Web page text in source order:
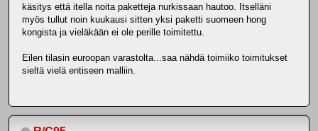
käsitys että itella noita paketteja nurkissaan hautoo. Itselläni
myös tullut noin kuukausi sitten yksi paketti suomeen hong
kongista ja vieläkään ei ole perille toimitettu.
Eilen tilasin euroopan varastolta...saa nähdä toimiiko toimitukset
sieltä vielä entiseen malliin.